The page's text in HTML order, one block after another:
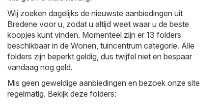
Wij zoeken dagelijks de nieuwste aanbiedingen uit
Bredene voor u, zodat u altijd weet waar u de beste
koopjes kunt vinden. Momenteel zijn er 13 folders
beschikbaar in de Wonen, tuincentrum categorie. Alle
folders zijn beperkt geldig, dus twijfel niet en bespaar
vandaag nog geld.
Mis geen geweldige aanbiedingen en bezoek onze site
regelmatig. Bekijk deze folders: